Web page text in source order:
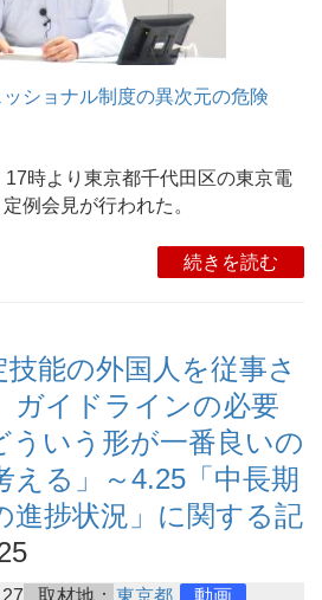
ショナル制度の異次元の危険
時より東京都千代田区の東京電
例会見が行われた。
続きを読む
能の外国人を従事さ
ガイドラインの必要
ういう形が一番良いの
える」～4.25「中長期
進捗状況」に関する記
取材地： 東京都 動画